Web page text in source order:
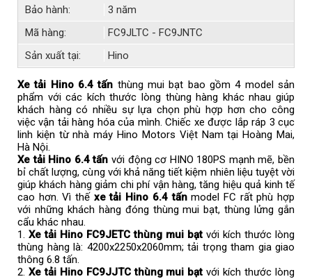
Bảo hành:
3 năm
Mã hàng:
FC9JLTC - FC9JNTC
Sản xuất tại:
Hino
Xe tải Hino 6.4 tấn thùng mui bạt bao gồm 4 model sản
phẩm với các kích thước lòng thùng hàng khác nhau giúp
khách hàng có nhiều sự lựa chọn phù hợp hơn cho công
việc vận tải hàng hóa của mình. Chiếc xe được lắp ráp 3 cục
linh kiện từ nhà máy Hino Motors Việt Nam tại Hoàng Mai,
Hà Nội.
Xe tải Hino 6.4 tấn với động cơ HINO 180PS mạnh mẽ, bền
bỉ chất lượng, cùng với khả năng tiết kiệm nhiên liệu tuyệt vời
giúp khách hàng giảm chi phí vận hàng, tăng hiệu quả kinh tế
cao hơn. Vì thế xe tải Hino 6.4 tấnmodel FC rất phù hợp
với những khách hàng đóng thùng mui bạt, thùng lửng gắn
cẩu khác nhau.
1. Xe tải Hino FC9JETC thùng mui bạt với kích thước lòng
thùng hàng là: 4200x2250x2060mm; tải trọng tham gia giao
thông 6.8 tấn.
2. Xe tải Hino FC9JJTC thùng mui bạt với kích thước lòng